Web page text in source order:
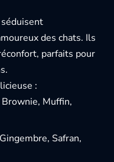
des chats. Ils
parfaits pour
:
Brownie, Muffin,
Safran,